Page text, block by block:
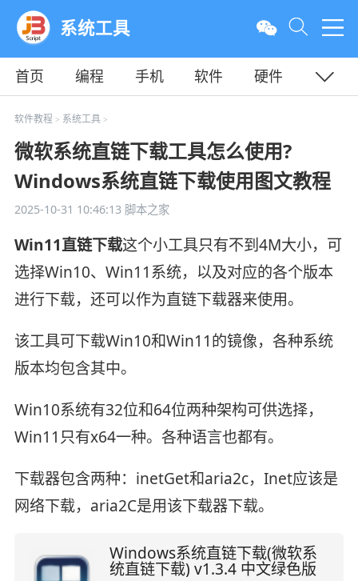
系统工具
首页 编程 手机 软件
硬件
教程
平面
软件教程 > 系统工具>
微软系统直链下载工具怎么使用?
Windows系统直链下载使用图文教程
2025-10-31 10:46:13脚本之家
Win11直链下载这个小工具只有不到4M大小，可
选择Win10、Win11系统，以及对应的各个版本
进行下载，还可以作为直链下载器来使用。
该工具可下载Win10和Win11的镜像，各种系统
版本均包含其中。
Win10系统有32位和64位两种架构可供选择，
Win11只有x64一种。各种语言也都有。
下载器包含两种：inetGet和aria2c，Inet应该是
网络下载，aria2C是用该下载器下载。
Windows系统直链下载(微软系
统直链下载) v1.3.4 中文绿色版